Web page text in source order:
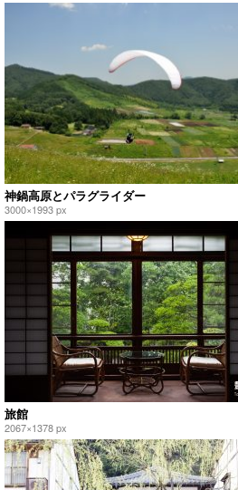
神鍋高原とパラグライダー
3000×1993 px
旅館
2067×1378 px